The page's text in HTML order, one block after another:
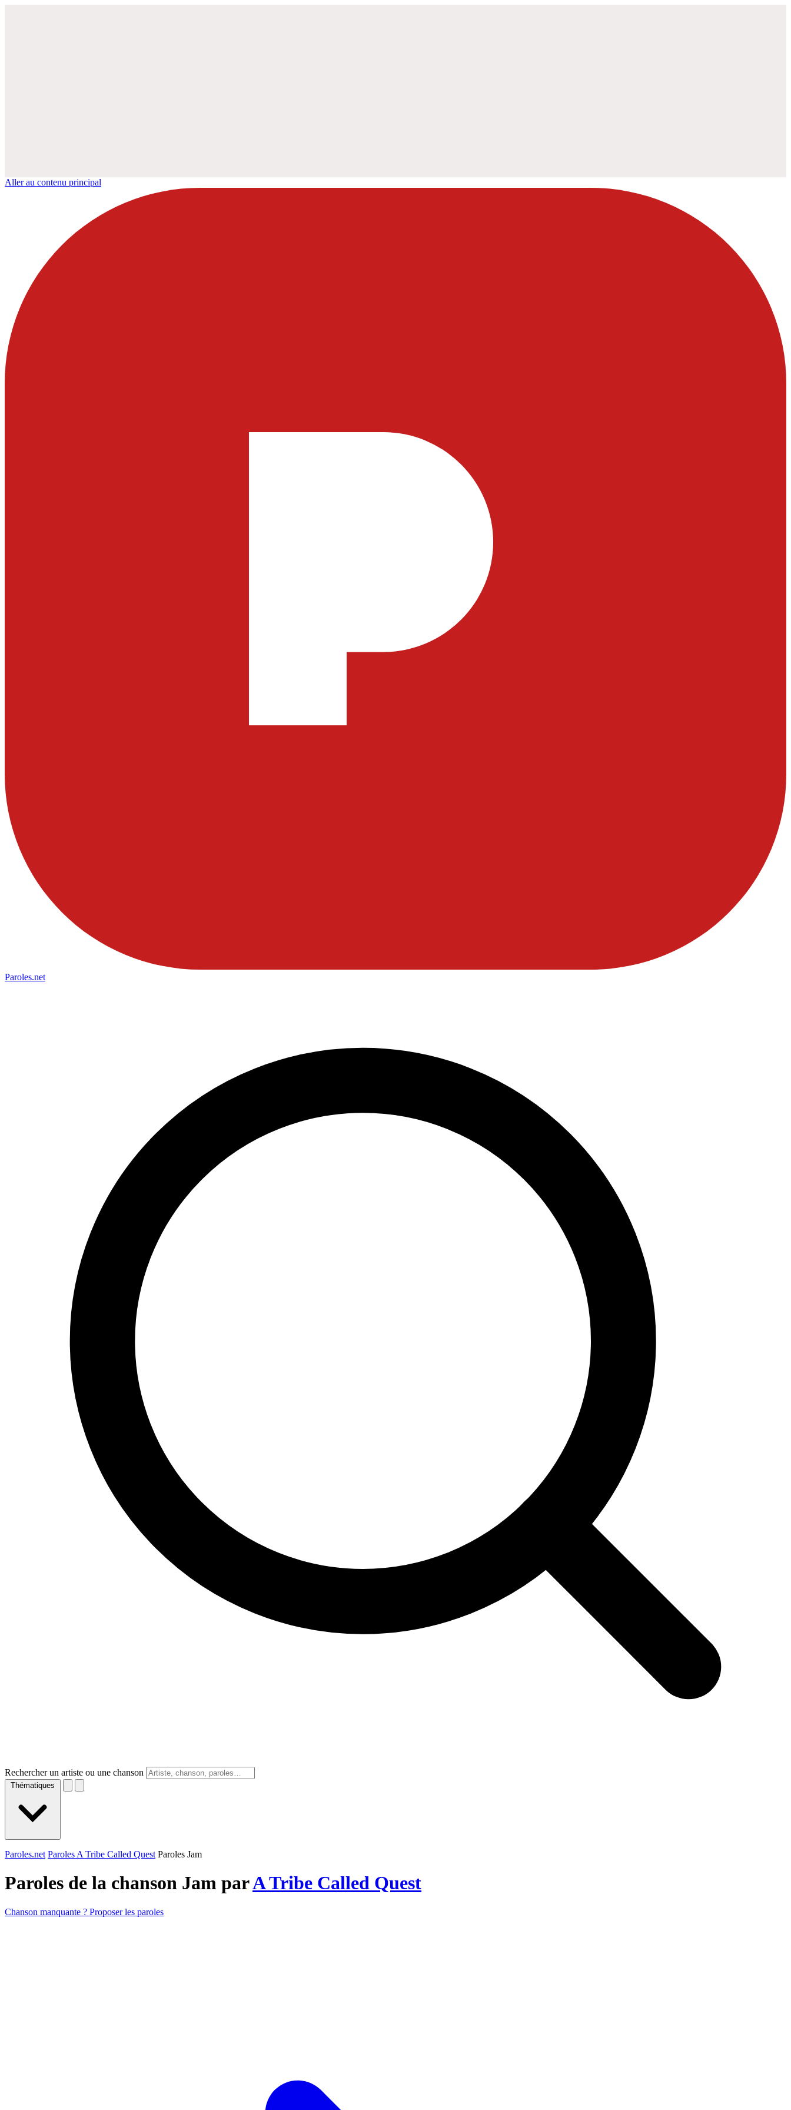
Aller au contenu principal
Paroles.net
Rechercher un artiste ou une chanson
Thématiques
Paroles.net Paroles A Tribe Called Quest Paroles Jam
Paroles de la chanson Jam parA Tribe Called Quest
Chanson manquante ? Proposer les paroles